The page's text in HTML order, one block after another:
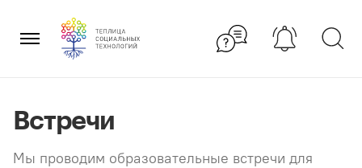
содержанию
×
Встречи
Мы проводим образовательные встречи для